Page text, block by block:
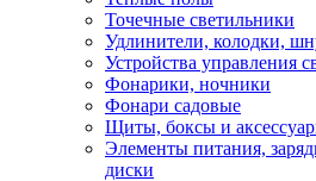
Точечные светильники
Удлинители, колодки,
Устройства управления
Фонарики, ночники
Фонари садовые
Щиты, боксы и
Элементы питания,
диски